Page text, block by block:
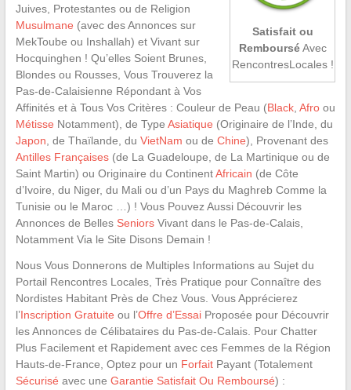
Satisfait ou
RembourséAvec
RencontresLocales !
Juives, Protestantes ou de Religion
Musulmane (avec des Annonces sur
MekToube ou Inshallah) et Vivant sur
Hocquinghen ! Qu’elles Soient Brunes,
Blondes ou Rousses, Vous Trouverez la
Pas-de-Calaisienne Répondant à Vos
Affinités et à Tous Vos Critères : Couleur de Peau (Black, Afroou
Métisse Notamment), de Type Asiatique (Originaire de l’Inde, du
Japon , de Thaïlande, du VietNam ou de Chine), Provenant des
Antilles Françaises(de La Guadeloupe, de La Martinique ou de
Saint Martin) ou Originaire du ContinentAfricain (de Côte
d’Ivoire, du Niger, du Mali ou d’un Pays du Maghreb Comme la
Tunisie ou le Maroc …) ! Vous Pouvez Aussi Découvrir les
Annonces de Belles SeniorsVivant dans le Pas-de-Calais,
Notamment Via le Site Disons Demain !
Nous Vous Donnerons de Multiples Informations au Sujet du
Portail Rencontres Locales, Très Pratique pour Connaître des
Nordistes Habitant Près de Chez Vous. Vous Apprécierez
l’Inscription Gratuite ou l’Offre d’EssaiProposée pour Découvrir
les Annonces de Célibataires du Pas-de-Calais. Pour Chatter
Plus Facilement et Rapidement avec ces Femmes de la Région
Hauts-de-France, Optez pour un ForfaitPayant (Totalement
Sécurisé avec une Garantie Satisfait Ou Remboursé) :